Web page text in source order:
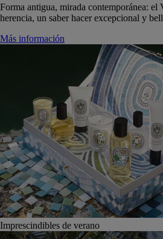
Forma antigua, mirada contemporánea: el
herencia, un saber hacer excepcional y
Más información
Imprescindibles de verano